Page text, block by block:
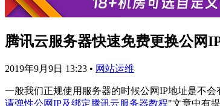
腾讯云服务器快速免费更换公网
2019年9月9日 13:23 • 网站运维
一般我们正规使用服务器的时候公网IP地址是不
请弹性公网IP及绑定腾讯云服务器教程"文章中有